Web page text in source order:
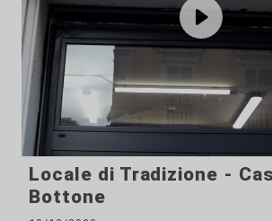
Locale di Tradizione -
Bottone